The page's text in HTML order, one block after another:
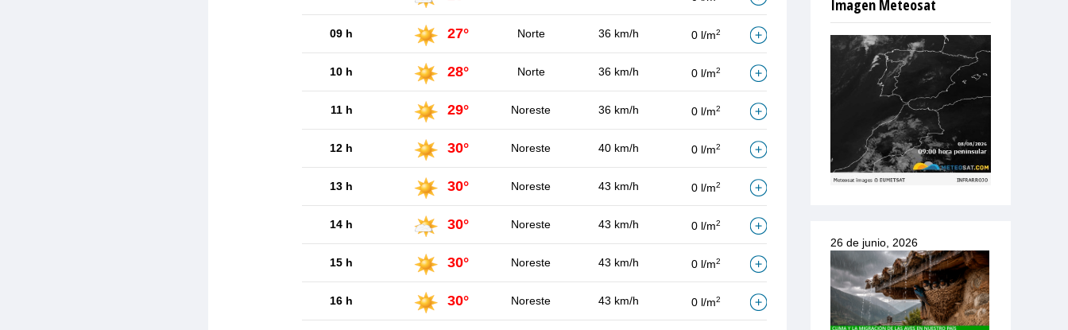
09 h 27° Norte 36 km/h 0 l/m2
10 h 28° Norte 36 km/h 0 l/m2
11 h 29° Noreste 36 km/h 0 l/m2
12 h 30° Noreste 40 km/h 0 l/m2
13 h 30° Noreste 43 km/h 0 l/m2
14 h 30° Noreste 43 km/h 0 l/m2
15 h 30° Noreste 43 km/h 0 l/m2
16 h 30° Noreste 43 km/h 0 l/m2
Imagen Meteosat
26 de junio, 2026